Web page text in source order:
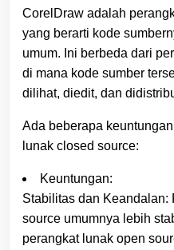
CorelDraw adalah
yang berarti kode
umum. Ini berbeda dari
di mana kode sumber
dilihat, diedit, dan
Ada beberapa
lunak closed source:
Keuntungan:
Stabilitas dan Keandalan:
source umumnya lebih
perangkat lunak open